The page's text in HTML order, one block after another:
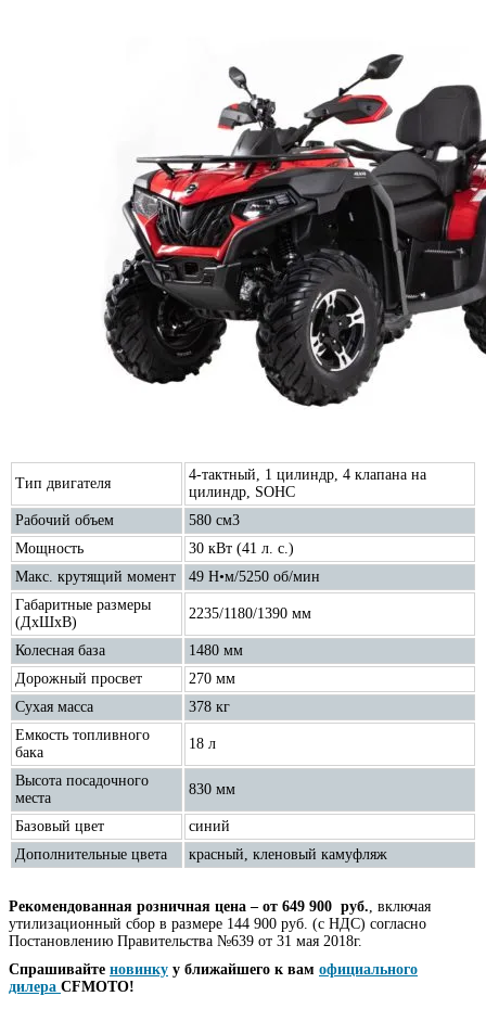
Тип двигателя
4-тактный, 1 цилиндр, 4 клапана на
цилиндр, SOHC
Рабочий объем
580 см3
Мощность
30 кВт (41 л. с.)
Макс. крутящий момент
49 Н•м/5250 об/мин
Габаритные размеры
(ДхШхВ)
2235/1180/1390 мм
Колесная база
1480 мм
Дорожный просвет
270 мм
Сухая масса
378 кг
Емкость топливного
бака
18 л
Высота посадочного
места
830 мм
Базовый цвет
синий
Дополнительные цвета
красный, кленовый камуфляж
Рекомендованная розничная цена – от 649 900 руб. , включая
утилизационный сбор в размере 144 900 руб. (с НДС) согласно
Постановлению Правительства №639 от 31 мая 2018г.
Спрашивайте новинку у ближайшего к вам официального
дилера CFMOTO!